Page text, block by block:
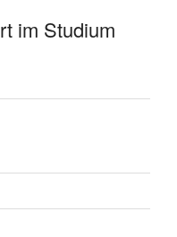
im Studium